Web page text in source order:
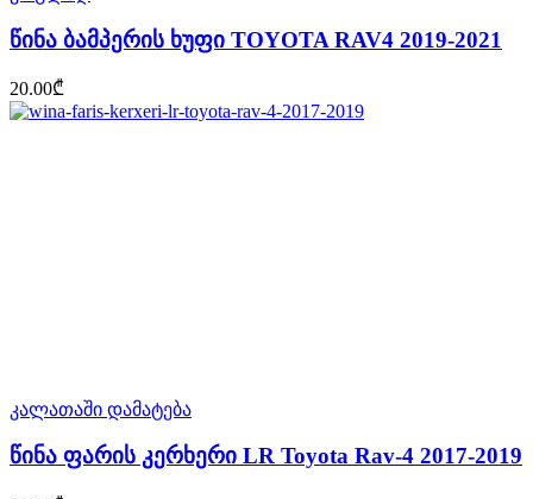
წინა ბამპერის ხუფი TOYOTA RAV4 2019-2021
20.00₾
კალათაში დამატება
წინა ფარის კერხერი LR Toyota Rav-4 2017-2019